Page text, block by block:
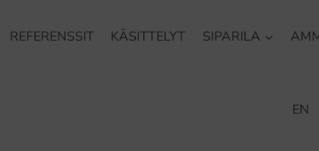
REFERENSSIT KÄSITTELYT SIPARILA
EN